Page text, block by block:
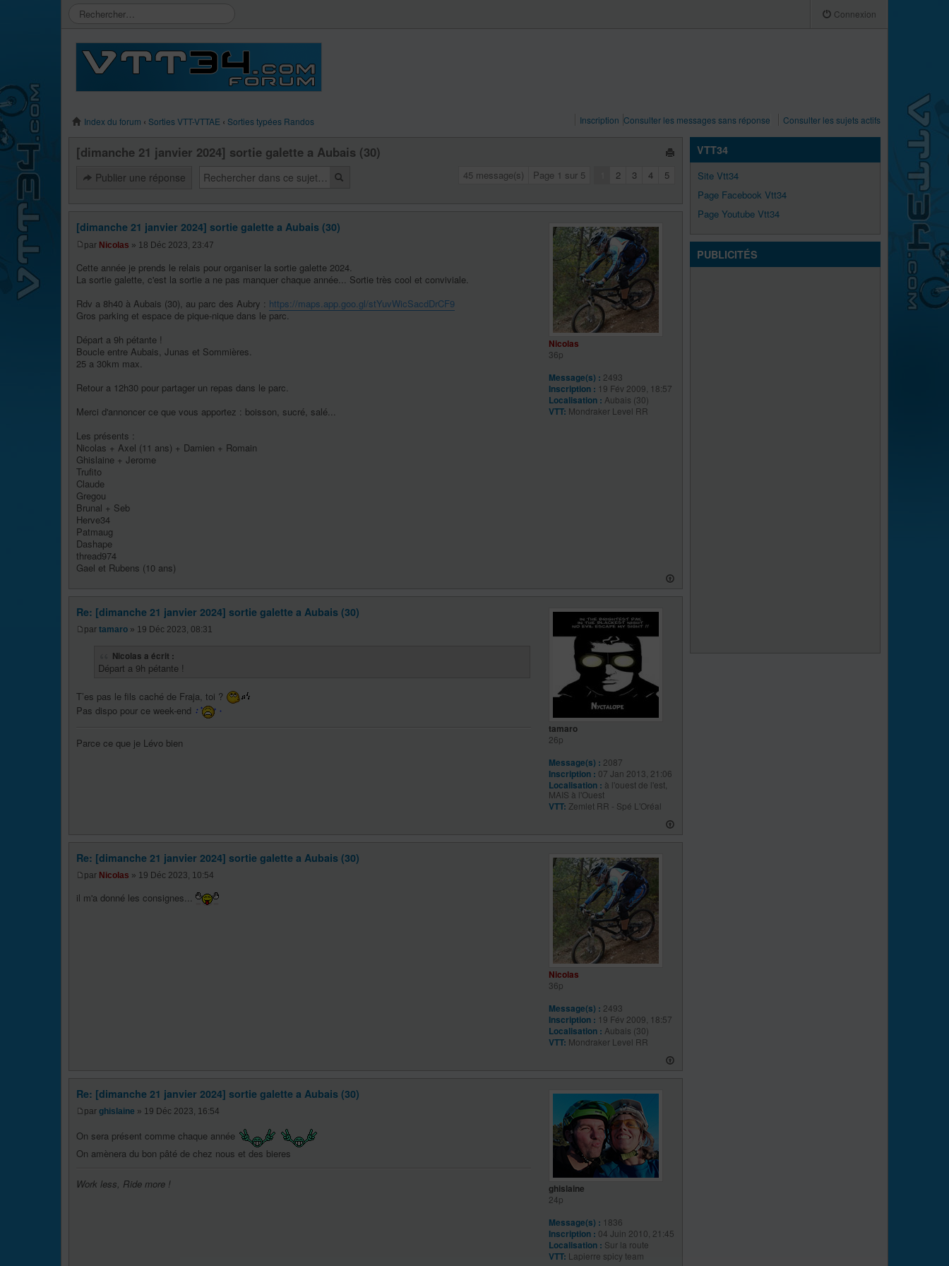
Connexion
Index du forum ‹ Sorties VTT-VTTAE ‹ Sorties typées Randos Inscription Consulter les messages sans réponse Consulter les sujets actifs
[dimanche 21 janvier 2024] sortie galette a Aubais (30)
Publier une réponse 45 message(s) Page 1 sur 5 2 3 4 5
[dimanche 21 janvier 2024] sortie galette a Aubais (30)
par Nicolas » 18 Déc 2023, 23:47
Cette année je prends le relais pour organiser la sortie galette 2024.
La sortie galette, c'est la sortie a ne pas manquer chaque année... Sortie très cool et conviviale.
Rdv a 8h40 à Aubais (30), au parc des Aubry : https://maps.app.goo.gl/stYuvWicSacdDrCF9
Gros parking et espace de pique-nique dans le parc.
Départ a 9h pétante !
Boucle entre Aubais, Junas et Sommières.
25 a 30km max.
Retour a 12h30 pour partager un repas dans le parc.
Merci d'annoncer ce que vous apportez : boisson, sucré, salé...
Les présents :
Nicolas + Axel (11 ans) + Damien + Romain
Ghislaine + Jerome
Trufito
Claude
Gregou
Brunal + Seb
Herve34
Patmaug
Dashape
thread974
Gael et Rubens (10 ans)
Nicolas
36p
Message(s) : 2493
Inscription : 19 Fév 2009, 18:57
Localisation : Aubais (30)
VTT: Mondraker Level RR
Re: [dimanche 21 janvier 2024] sortie galette a Aubais (30)
par tamaro » 19 Déc 2023, 08:31
Nicolas a écrit :
Départ a 9h pétante !
T’es pas le fils caché de Fraja, toi ?
Pas dispo pour ce week-end
Parce ce que je Lévo bien
tamaro
26p
Message(s) : 2087
Inscription : 07 Jan 2013, 21:06
Localisation : à l'ouest de l'est,
MAIS à l'Ouest
VTT: Zemlet RR - Spé L'Oréal
Re: [dimanche 21 janvier 2024] sortie galette a Aubais (30)
par Nicolas » 19 Déc 2023, 10:54
il m'a donné les consignes...
Nicolas
36p
Message(s) : 2493
Inscription : 19 Fév 2009, 18:57
Localisation : Aubais (30)
VTT: Mondraker Level RR
Re: [dimanche 21 janvier 2024] sortie galette a Aubais (30)
par ghislaine » 19 Déc 2023, 16:54
On sera présent comme chaque année
On amènera du bon pâté de chez nous et des bieres
Work less, Ride more ! ghislaine
24p
Message(s) : 1836
Inscription : 04 Juin 2010, 21:45
Localisation : Sur la route
VTT: Lapierre spicy team
VTT34
Site Vtt34
Page Facebook Vtt34
Page Youtube Vtt34
PUBLICITÉS